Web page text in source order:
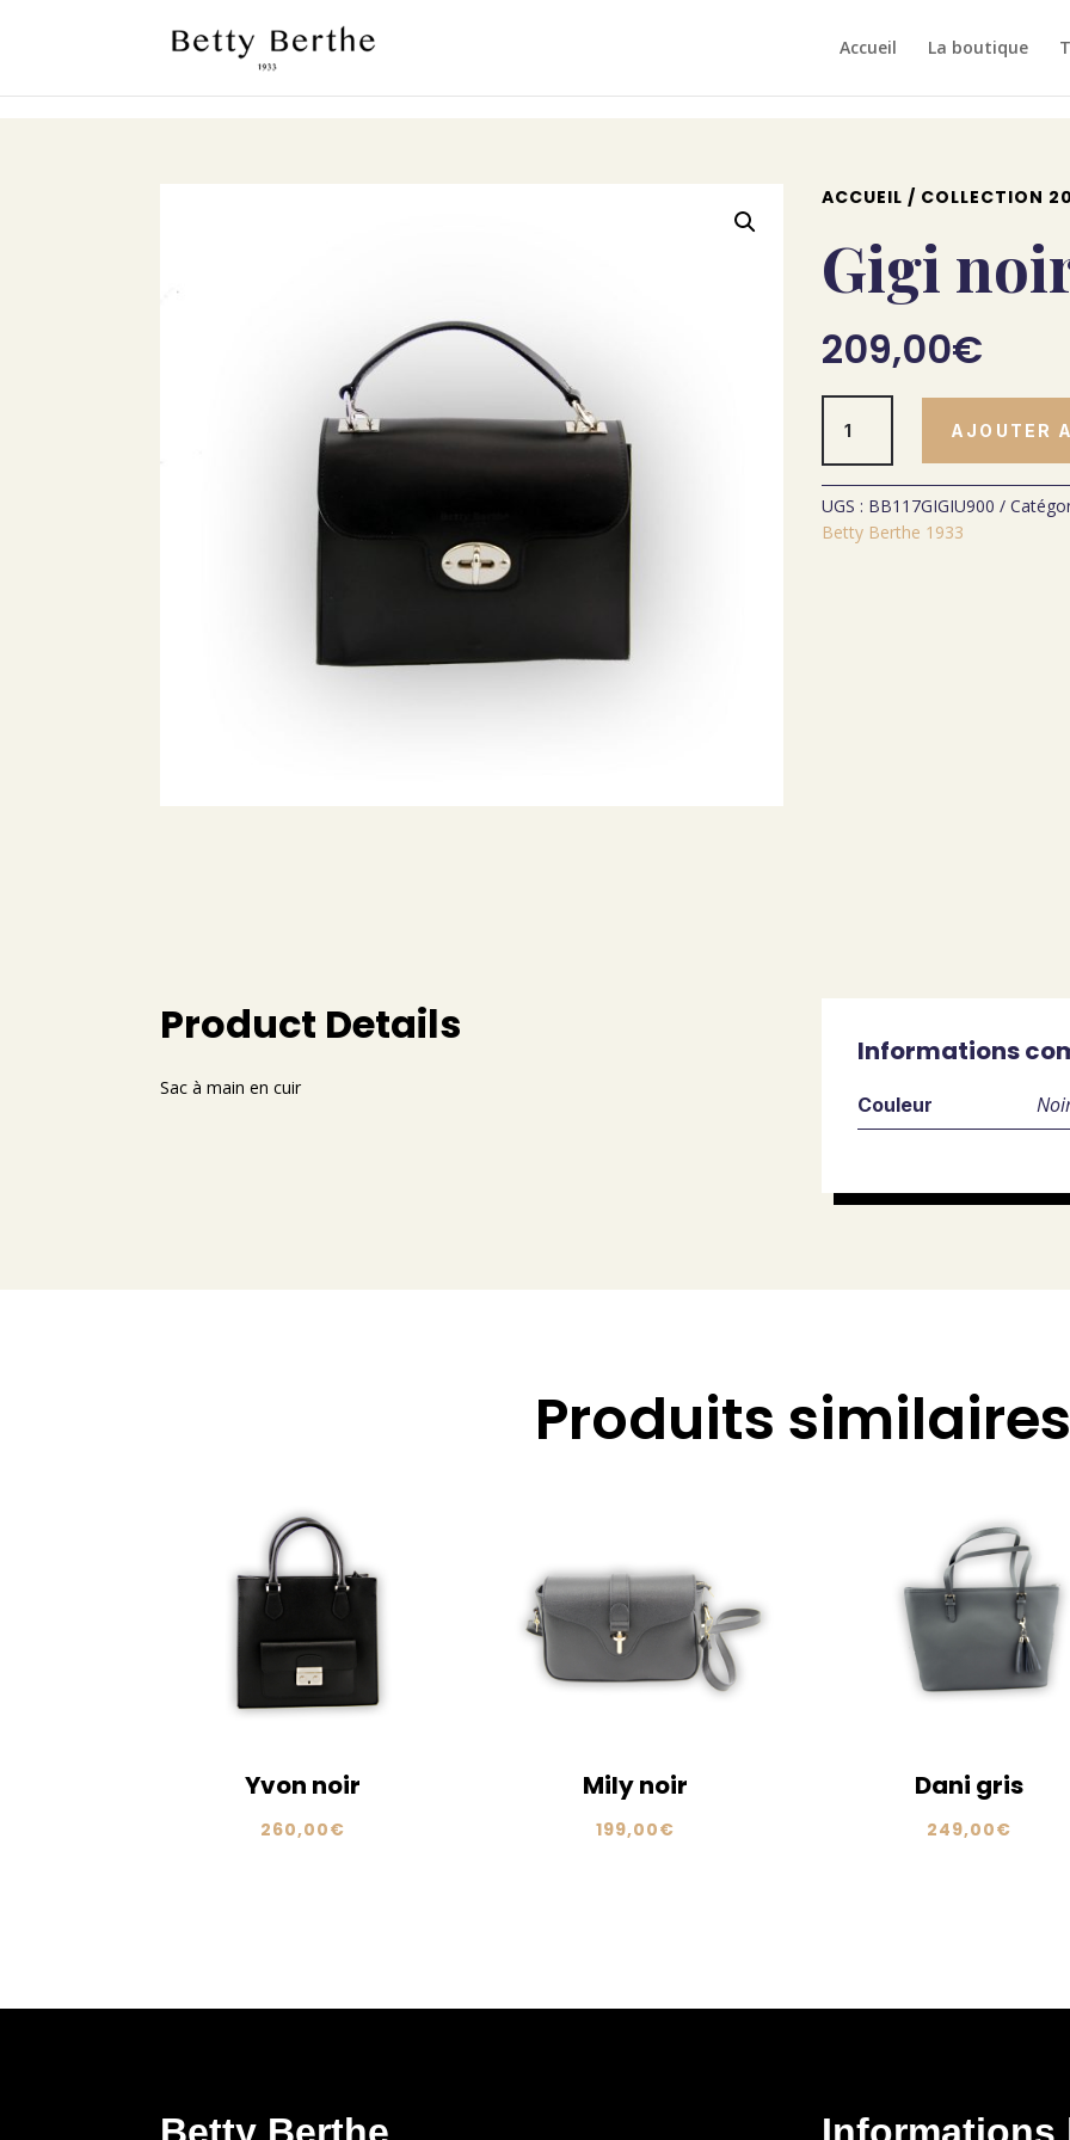
Accueil La boutique
ACCUEIL / COLLECTION
Gigi
209,00€
de
Gigi
noir
AJOUTER
UGS : BB117GIGIU900
Betty Berthe 1933
Product Details
Sac à main en cuir
Informations
Couleur
Produits similaires
Yvon noir
260,00€
Mily noir
199,00€
Dani gris
249,00€